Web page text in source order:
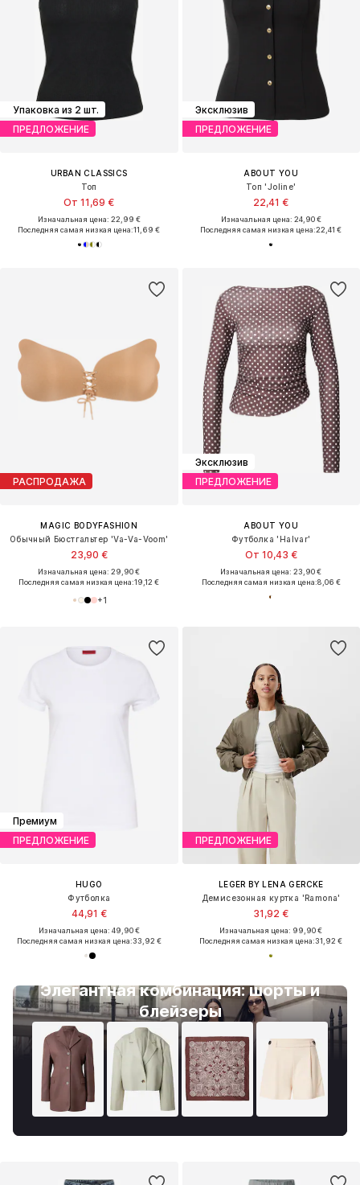
Упаковка из 2 шт.
ПРЕДЛОЖЕНИЕ
URBAN CLASSICS
Топ
От 11,69 €
Изначальная цена: 22,99 €
Последняя самая низкая цена:11,69 €
Эксклюзив
ПРЕДЛОЖЕНИЕ
ABOUT YOU
Топ 'Joline'
22,41 €
Изначальная цена: 24,90 €
Последняя самая низкая цена:22,41 €
РАСПРОДАЖА
MAGIC BODYFASHION
Обычный Бюстгальтер 'Va-Va-Voom'
23,90 €
Изначальная цена: 29,90 €
Последняя самая низкая цена:19,12 €
+1
Эксклюзив
ПРЕДЛОЖЕНИЕ
ABOUT YOU
Футболка 'Halvar'
От 10,43 €
Изначальная цена: 23,90 €
Последняя самая низкая цена:8,06 €
Премиум
ПРЕДЛОЖЕНИЕ
HUGO
Футболка
44,91 €
Изначальная цена: 49,90 €
Последняя самая низкая цена:33,92 €
Элегантная комбинация: шорты и
блейзеры
ПРЕДЛОЖЕНИЕ
LEGER BY LENA GERCKE
Демисезонная куртка 'Ramona'
31,92 €
Изначальная цена: 99,90 €
Последняя самая низкая цена:31,92 €